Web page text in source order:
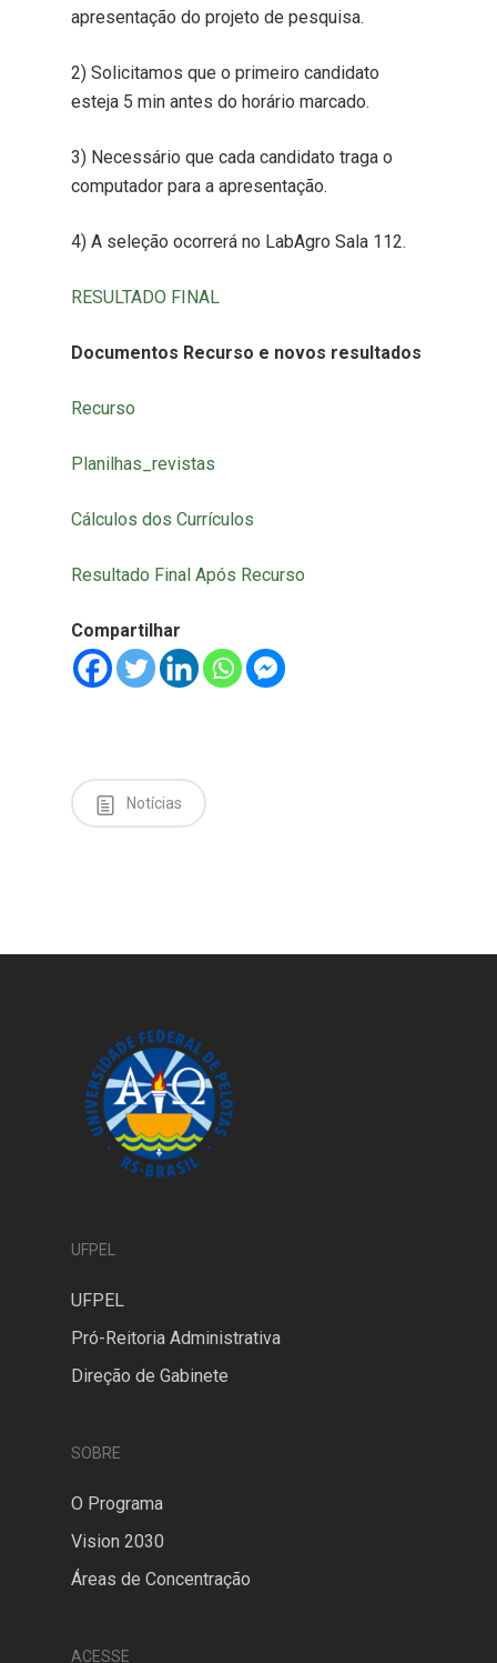
apresentação do projeto de pesquisa.
2) Solicitamos que o primeiro candidato
esteja 5 min antes do horário marcado.
3) Necessário que cada candidato traga o
computador para a apresentação.
4) A seleção ocorrerá no LabAgro Sala 112.
RESULTADO FINAL
Documentos Recurso e novos resultados
Recurso
Planilhas_revistas
Cálculos dos Currículos
Resultado Final Após Recurso
Compartilhar
Notícias
UFPEL
UFPEL
Pró-Reitoria Administrativa
Direção de Gabinete
SOBRE
O Programa
Vision 2030
Áreas de Concentração
ACESSE